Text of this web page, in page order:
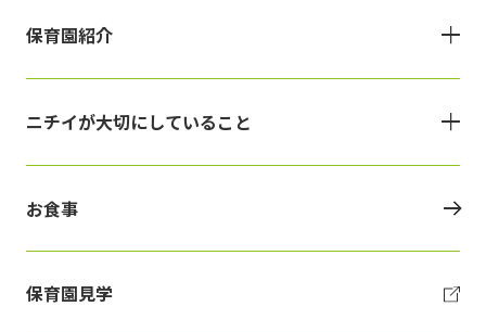
保育園紹介
ニチイが大切にしていること
お食事
保育園見学